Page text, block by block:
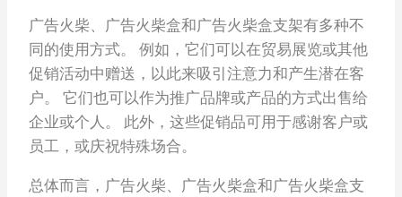
广告火柴、广告火柴盒和广告火柴盒支架有多种不
同的使用方式。 例如，它们可以在贸易展览或其他
促销活动中赠送，以此来吸引注意力和产生潜在客
户。 它们也可以作为推广品牌或产品的方式出售给
企业或个人。 此外，这些促销品可用于感谢客户或
员工，或庆祝特殊场合。
总体而言，广告火柴、广告火柴盒和广告火柴盒支